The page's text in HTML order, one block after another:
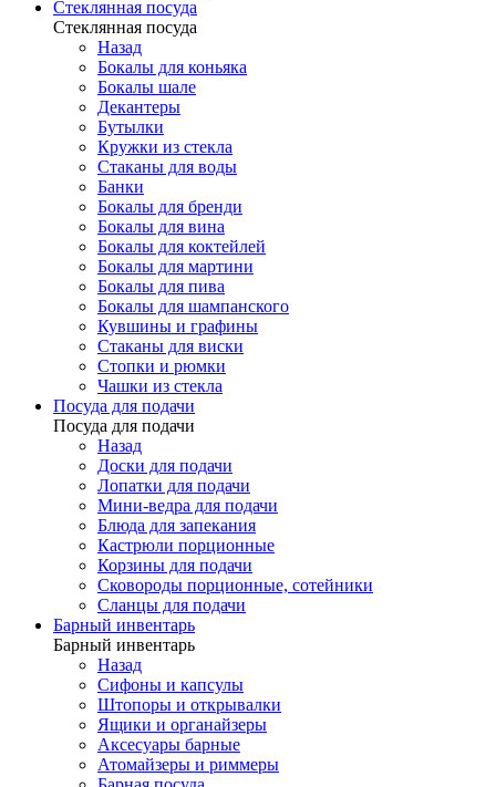
Стеклянная посуда
Стеклянная посуда
Назад
Бокалы для коньяка
Бокалы шале
Декантеры
Бутылки
Кружки из стекла
Стаканы для воды
Банки
Бокалы для бренди
Бокалы для вина
Бокалы для коктейлей
Бокалы для мартини
Бокалы для пива
Бокалы для шампанского
Кувшины и графины
Стаканы для виски
Стопки и рюмки
Чашки из стекла
Посуда для подачи
Посуда для подачи
Назад
Доски для подачи
Лопатки для подачи
Мини-ведра для подачи
Блюда для запекания
Кастрюли порционные
Корзины для подачи
Сковороды порционные, сотейники
Сланцы для подачи
Барный инвентарь
Барный инвентарь
Назад
Сифоны и капсулы
Штопоры и открывалки
Ящики и органайзеры
Аксесуары барные
Атомайзеры и риммеры